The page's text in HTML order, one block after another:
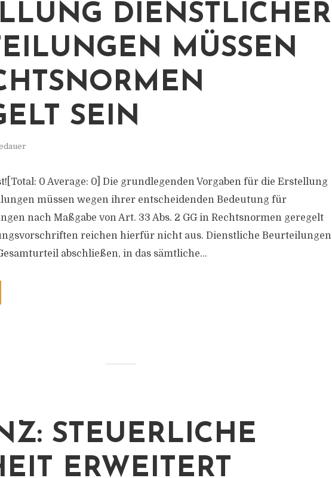
DIENSTLICHER
MÜSSEN
SEIN
0 Average: 0] Die grundlegenden Vorgaben für die Erstellung
müssen wegen ihrer entscheidenden Bedeutung für
nach Maßgabe von Art. 33 Abs. 2 GG in Rechtsnormen geregelt
reichen hierfür nicht aus. Dienstliche Beurteilungen
abschließen, in das sämtliche...
STEUERLICHE
ERWEITERT